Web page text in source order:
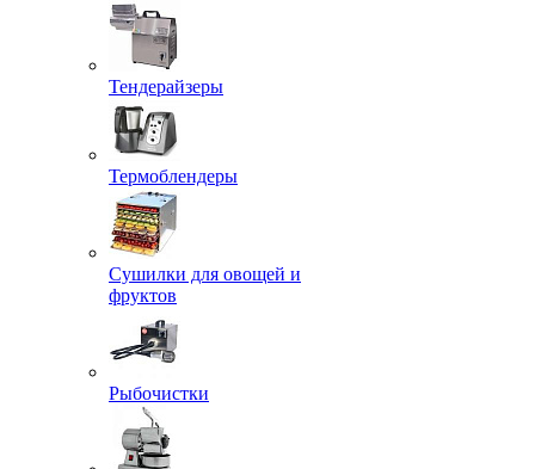
Тендерайзеры
Термоблендеры
Сушилки для овощей и
фруктов
Рыбочистки